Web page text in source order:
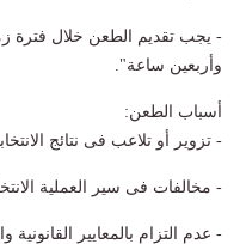
- يجب تقديم الطعن خلال فترة
وأربعين ساعة".
أسباب الطعن:
- تزوير أو تلاعب فى نتائج
- مخالفات فى سير العملية
- عدم التزام بالمعايير القانونية